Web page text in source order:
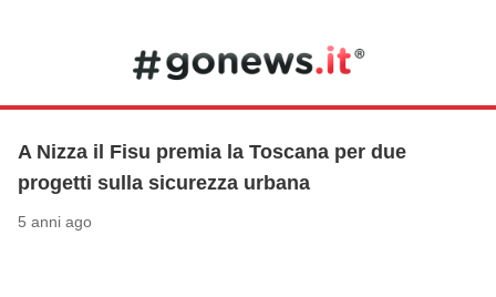
A Nizza il Fisu premia la Toscana per due
progetti sulla sicurezza urbana
5 anni ago